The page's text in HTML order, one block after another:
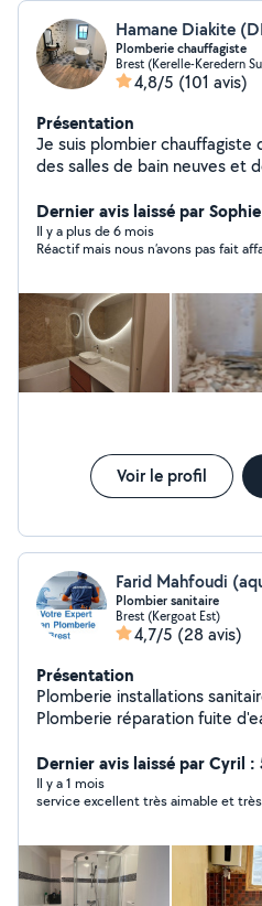
Plomberie chauffagiste
Brest (Kerelle-Keredern
4,8/5 (101 avis)
Présentation
Je suis plombier chauffagiste
des salles de bain neuves et de
vasque et de paroi de
toilettes y compris
de chauffage. Enfin je réalise
N'hésitez à me contacter. À
Dernier avis laissé par
Il y a plus de 6 mois
Réactif mais nous n’avons pas fait
Voir le profil
Farid Mahfoudi
Plombier sanitaire
Brest (Kergoat Est)
4,7/5 (28 avis)
Présentation
Plomberie installations
Plomberie réparation fuite d'eau Débouchage
robinetterie, chauffe-eau, douche,
Rénovation de salle de bain Installation d'équipements
sanitaires Petits travaux ou gros chantiers Pose de
Dépannage urgent ou RDV
Dernier avis laissé par Cyril :
Il y a 1 mois
service excellent très aimable et